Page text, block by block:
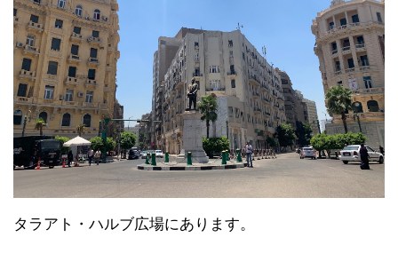
タラアト・ハルブ広場にあります。